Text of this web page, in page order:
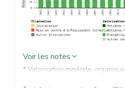
Voir les notes
* Valorisation minérale, organique...